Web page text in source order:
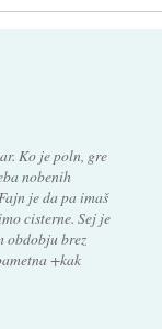
Ko je poln, gre
nobenih
je da pa imaš
cisterne. Sej je
obdobju brez
+kak